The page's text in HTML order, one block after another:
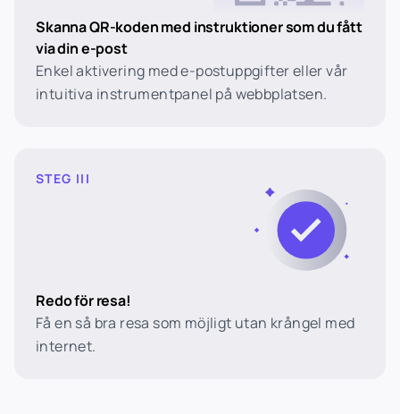
Skanna QR-koden med instruktioner som du fått
via din e-post
Enkel aktivering med e-postuppgifter eller vår
intuitiva instrumentpanel på webbplatsen.
STEG III
Redo för resa!
Få en så bra resa som möjligt utan krångel med
internet.